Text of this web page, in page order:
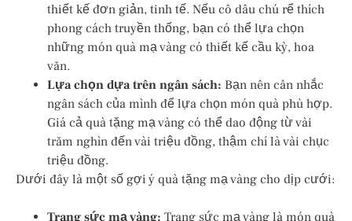
thiết kế đơn giản, tinh tế. Nếu cô dâu chú rể thích
phong cách truyền thống, bạn có thể lựa chọn
những món quà mạ vàng có thiết kế cầu kỳ, hoa
văn.
Lựa chọn dựa trên ngân sách: Bạn nên cân nhắc
ngân sách của mình để lựa chọn món quà phù hợp.
Giá cả quà tặng mạ vàng có thể dao động từ vài
trăm nghìn đến vài triệu đồng, thậm chí là vài chục
triệu đồng.
Dưới đây là một số gợi ý quà tặng mạ vàng cho dịp cưới:
Trang sức mạ vàng: Trang sức mạ vàng là món quà